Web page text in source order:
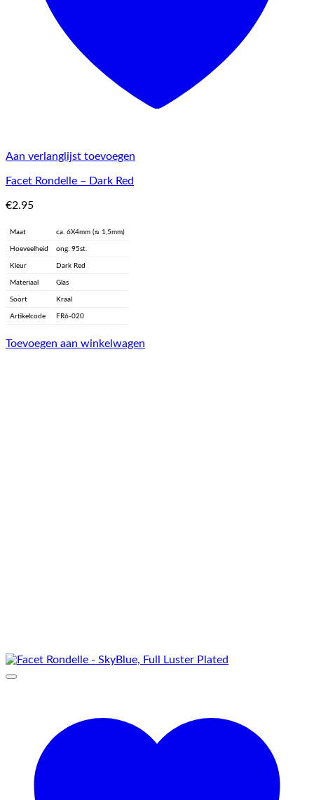
Aan verlanglijst toevoegen
Facet Rondelle – Dark Red
€2.95
Maat ca. 6X4mm (ᴓ 1,5mm)
Hoeveelheid ong. 95st.
Kleur Dark Red
Materiaal Glas
Soort Kraal
Artikelcode FR6-020
Toevoegen aan winkelwagen